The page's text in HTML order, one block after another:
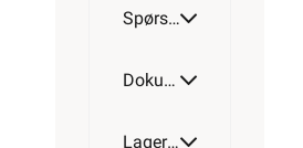
Spørsmål og svar
Dokumentasjon
Lagerstatus